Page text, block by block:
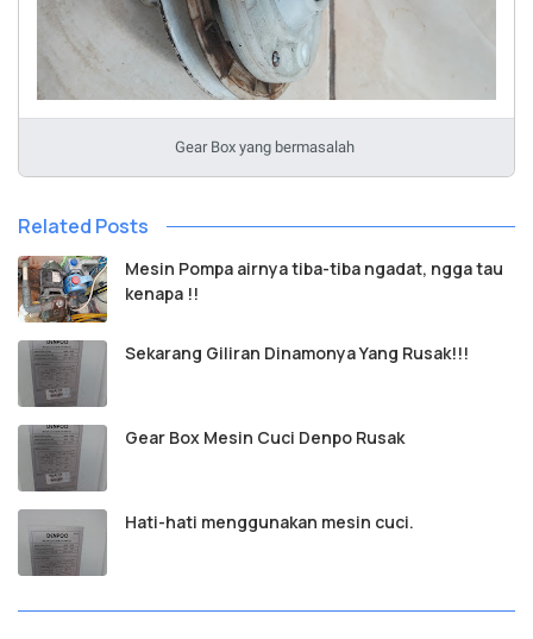
Gear Box yang bermasalah
Related Posts
Mesin Pompa airnya tiba-tiba ngadat, ngga tau
kenapa !!
Sekarang Giliran Dinamonya Yang Rusak!!!
Gear Box Mesin Cuci Denpo Rusak
Hati-hati menggunakan mesin cuci.